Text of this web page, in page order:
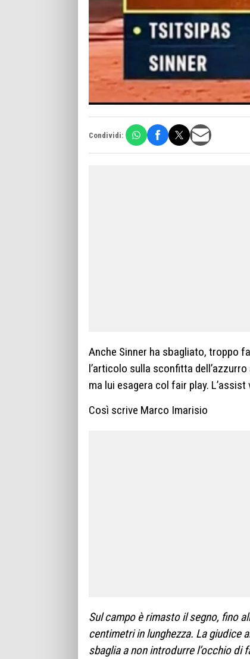
Condividi:
Anche Sinner ha sbagliato, troppo
l’articolo sulla sconfitta
ma lui esagera col fair play.
Così scrive Marco Imarisio
Sul campo è rimasto il segno, fino
centimetri in lunghezza. La giudice
sbaglia a non introdurre l’occhio